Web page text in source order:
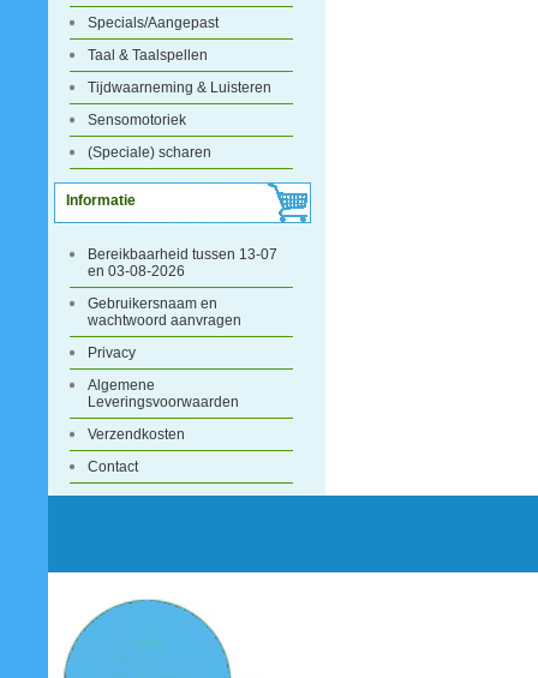
Specials/Aangepast
Taal & Taalspellen
Tijdwaarneming & Luisteren
Sensomotoriek
(Speciale) scharen
Informatie
Bereikbaarheid tussen 13-07
en 03-08-2026
Gebruikersnaam en
wachtwoord aanvragen
Privacy
Algemene
Leveringsvoorwaarden
Verzendkosten
Contact